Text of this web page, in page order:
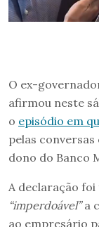
O ex-
afirmou neste
o episódio em
pelas
dono do Banco
A declaração
“imperdoável”a
ao empresário